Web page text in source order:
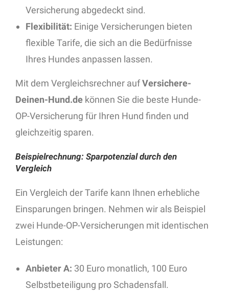
Versicherung abgedeckt sind.
Flexibilität: Einige Versicherungen bieten
flexible Tarife, die sich an die Bedürfnisse
Ihres Hundes anpassen lassen.
Mit dem Vergleichsrechner aufVersichere-
Deinen-Hund.de können Sie die beste Hunde-
OP-Versicherung für Ihren Hund finden und
gleichzeitig sparen.
Beispielrechnung: Sparpotenzial durch den
Vergleich
Ein Vergleich der Tarife kann Ihnen erhebliche
Einsparungen bringen. Nehmen wir als Beispiel
zwei Hunde-OP-Versicherungen mit identischen
Leistungen:
Anbieter A: 30 Euro monatlich, 100 Euro
Selbstbeteiligung pro Schadensfall.